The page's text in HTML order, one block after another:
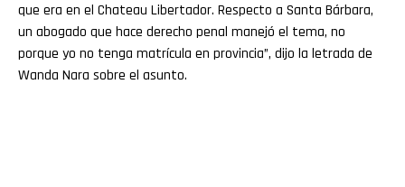
que era en el Chateau Libertador. Respecto a Santa Bárbara,
un abogado que hace derecho penal manejó el tema, no
porque yo no tenga matrícula en provincia”, dijo la letrada de
Wanda Nara sobre el asunto.